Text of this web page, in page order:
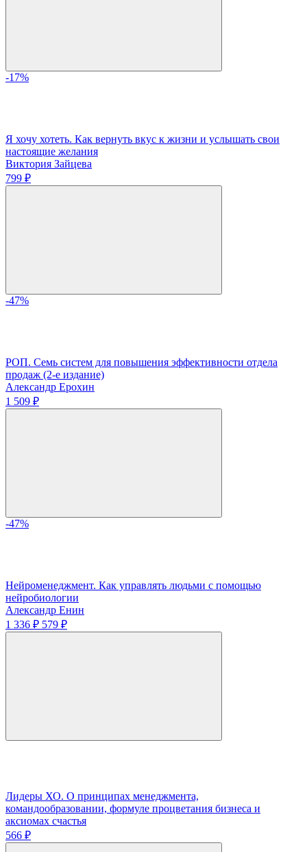
-17%
Я хочу хотеть. Как вернуть вкус к жизни и услышать свои
настоящие желания
Виктория Зайцева
799 ₽
-47%
РОП. Семь систем для повышения эффективности отдела
продаж (2-е издание)
Александр Ерохин
1 509 ₽
-47%
Нейроменеджмент. Как управлять людьми с помощью
нейробиологии
Александр Енин
1 336 ₽ 579 ₽
Лидеры ХО. О принципах менеджмента,
командообразовании, формуле процветания бизнеса и
аксиомах счастья
566 ₽